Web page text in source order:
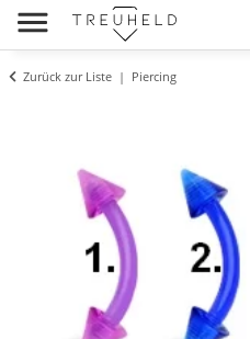
Zurück zur Liste Piercing